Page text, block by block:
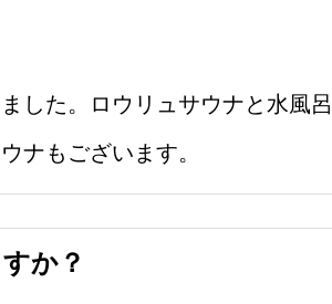
した。ロウリュサウナと水風
ナもございます。
か？